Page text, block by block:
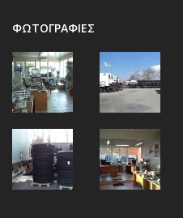
ΦΩΤΟΓΡΑΦΙΕΣ